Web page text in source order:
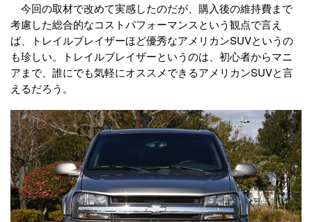
今回の取材で改めて実感したのだが、購入後の維持費まで
考慮した総合的なコストパフォーマンスという観点で言え
ば、トレイルブレイザーほど優秀なアメリカンSUVというの
も珍しい。トレイルブレイザーというのは、初心者からマニ
アまで、誰にでも気軽にオススメできるアメリカンSUVと言
えるだろう。